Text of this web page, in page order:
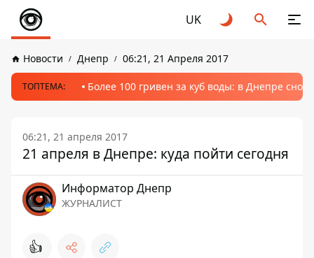
UK
Новости Днепр 06:21, 21 Апреля 2017
ТОПТЕМА: Более 100 гривен за куб воды: в Днепре
06:21, 21 апреля 2017
21 апреля в Днепре: куда пойти сегодня
Информатор Днепр
ЖУРНАЛИСТ
👍